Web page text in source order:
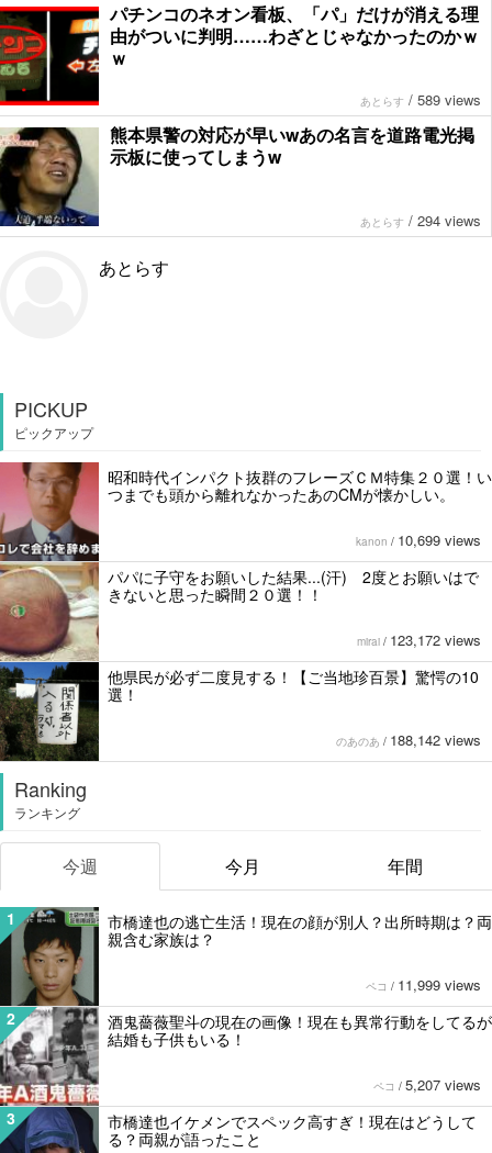
パチンコのネオン看板、「パ」だけが消える理
由がついに判明……わざとじゃなかったのかｗ
ｗ
あとらす / 589 views
熊本県警の対応が早いwあの名言を道路電光掲
示板に使ってしまうw
あとらす / 294 views
あとらす
PICKUP
ピックアップ
昭和時代インパクト抜群のフレーズＣＭ特集２０選！い
つまでも頭から離れなかったあのCMが懐かしい。
kanon / 10,699 views
パパに子守をお願いした結果...(汗) 2度とお願いはで
きないと思った瞬間２０選！！
mirai / 123,172 views
他県民が必ず二度見する！【ご当地珍百景】驚愕の10
選！
のあのあ / 188,142 views
Ranking
ランキング
今週 今月 年間
1
市橋達也の逃亡生活！現在の顔が別人？出所時期は？両
親含む家族は？
ペコ / 11,999 views
2
酒鬼薔薇聖斗の現在の画像！現在も異常行動をしてるが
結婚も子供もいる！
ペコ / 5,207 views
3
市橋達也イケメンでスペック高すぎ！現在はどうして
る？両親が語ったこと